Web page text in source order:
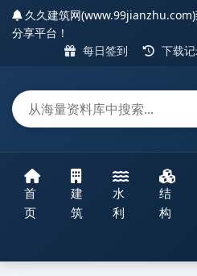
久久建筑网(www.99jianzhu.com)
分享平台！
每日签到
下载
首
页
建
筑
水
利
结
构